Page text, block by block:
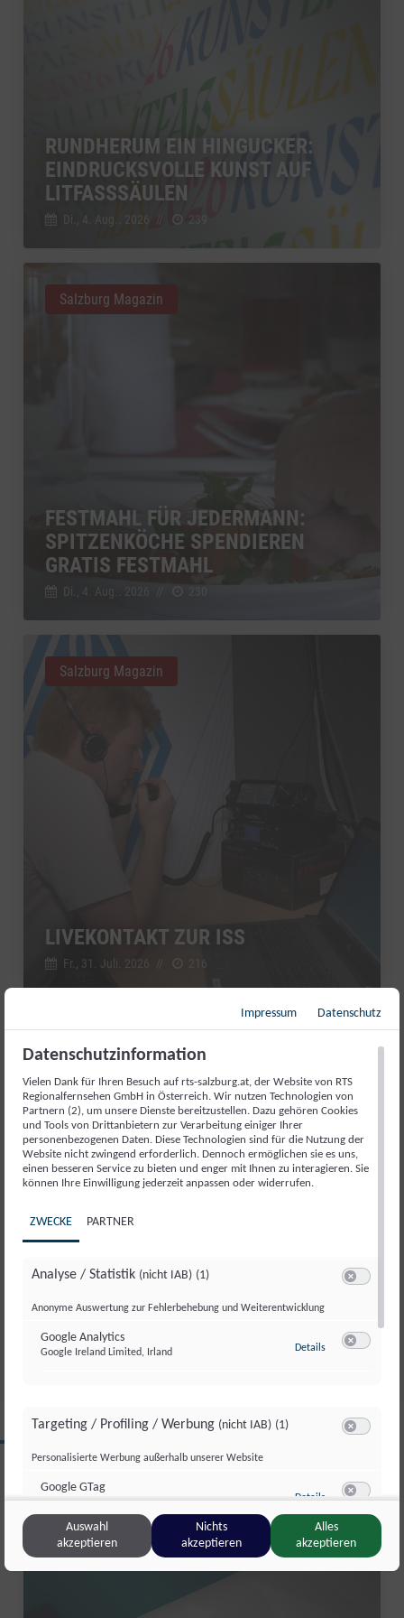
RUNDHERUM EIN HINGUCKER:
EINDRUCKSVOLLE KUNST AUF
LITFASSSÄULEN
Di., 4. Aug.. 2026 239
FESTMAHL FÜR JEDERMANN:
SPITZENKÖCHE SPENDIEREN
GRATIS FESTMAHL
Di., 4. Aug.. 2026
Salzburg Magazin
LIVEKONTAKT ZUR ISS
Fr., 31. Juli. 2026
Salzburg Magazin
GUT AIDERBICHL: LIEBLINGSTIER
JULI 2026
Fr., 31. Juli. 2026
CLIPS AUS DIESER REGION
Salzburg kompakt
Impressum Datenschutz
Datenschutzinformation
Vielen Dank für Ihren Besuch auf rts-salzburg.at, der Website von RTS
Regionalfernsehen GmbH in Österreich. Wir nutzen Technologien von
Partnern (2), um unsere Dienste bereitzustellen. Dazu gehören Cookies
und Tools von Drittanbietern zur Verarbeitung einiger Ihrer
personenbezogenen Daten. Diese Technologien sind für die Nutzung der
Website nicht zwingend erforderlich. Dennoch ermöglichen sie es uns,
einen besseren Service zu bieten und enger mit Ihnen zu interagieren. Sie
können Ihre Einwilligung jederzeit anpassen oder widerrufen.
ZWECKE PARTNER
Analyse / Statistik (nicht IAB) (1)
Anonyme Auswertung zur Fehlerbehebung und Weiterentwicklung
Google Analytics
Google Ireland Limited, Irland Details zu Google
Targeting / Profiling / Werbung (nicht IAB) (1)
Personalisierte Werbung außerhalb unserer Website
Google GTag
Google Ireland Limited, Irland Details zu Google GTag
Switch zum
Sonstige Inhalte(nicht IAB) (2)
Auswahl
akzeptieren
Nichts
akzeptieren
Alles
akzeptieren